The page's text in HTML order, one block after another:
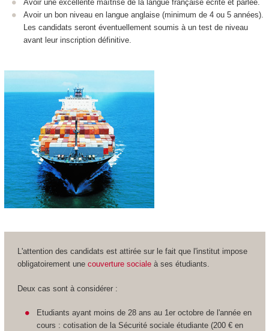
Avoir une excellente maîtrise de la langue française écrite et parlée.
Avoir un bon niveau en langue anglaise (minimum de 4 ou 5 années).
Les candidats seront éventuellement soumis à un test de niveau
avant leur inscription définitive.
L'attention des candidats est attirée sur le fait que l'institut impose
obligatoirement une couverture socialeà ses étudiants.
Deux cas sont à considérer :
Etudiants ayant moins de 28 ans au 1er octobre de l'année en
cours : cotisation de la Sécurité sociale étudiante (200 € en